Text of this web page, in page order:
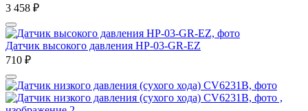
3 458 ₽
Датчик высокого давления HP-03-GR-EZ
710 ₽